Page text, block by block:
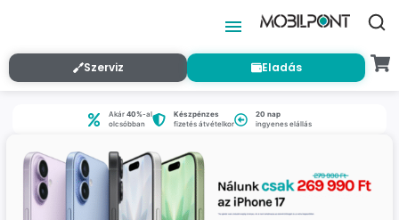
Szerviz Eladás
Akár40%-al
olcsóbban
Készpénzes
fizetés átvételkor
20 nap
ingyenes elállás